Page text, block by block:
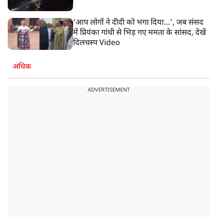
‘आप लोगों ने दीदी को भगा दिया…’, जब संसद
में प्रियंका गांधी से भिड़ गए ममता के सांसद, देखें
दिलचस्प Video
अधिक
ADVERTISEMENT